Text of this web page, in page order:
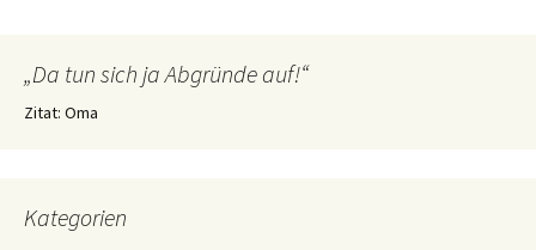
„Da tun sich ja Abgründe auf!“
Zitat: Oma
Kategorien